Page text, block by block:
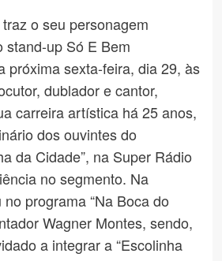
o seu personagem
stand-up Só E Bem
próxima sexta-feira, dia 29, às
dublador e cantor,
carreira artística há 25 anos,
dos ouvintes do
da Cidade”, na Super Rádio
no segmento. Na
programa “Na Boca do
Wagner Montes, sendo,
a integrar a “Escolinha